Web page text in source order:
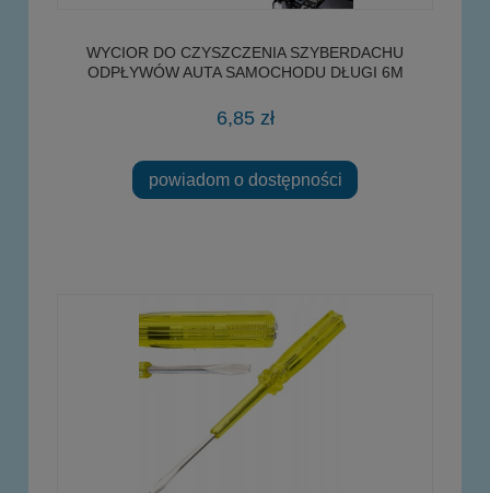
WYCIOR DO CZYSZCZENIA SZYBERDACHU
ODPŁYWÓW AUTA SAMOCHODU DŁUGI 6M
6,85 zł
powiadom o dostępności